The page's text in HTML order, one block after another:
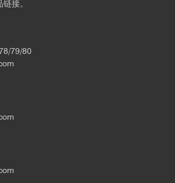
接。
79/80